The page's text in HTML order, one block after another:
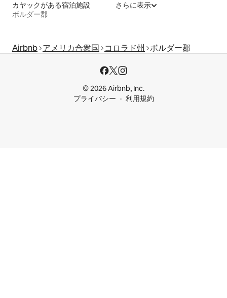
カヤックがある宿泊施設
ボルダー郡
さらに表示
Airbnb アメリカ合衆国 コロラド州 ボルダー郡
© 2026 Airbnb, Inc.
プライバシー
利用規約